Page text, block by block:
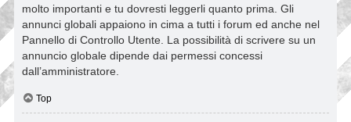
molto importanti e tu dovresti leggerli quanto prima. Gli
annunci globali appaiono in cima a tutti i forum ed anche nel
Pannello di Controllo Utente. La possibilità di scrivere su un
annuncio globale dipende dai permessi concessi
dall’amministratore.
Top